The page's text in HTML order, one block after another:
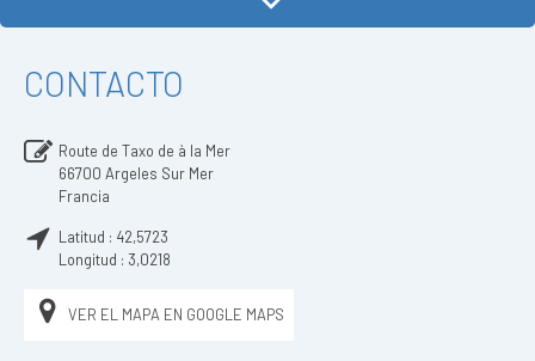
CONTACTO
Route de Taxo de à la Mer
66700 Argeles Sur Mer
Francia
Latitud : 42,5723
Longitud : 3,0218
VER EL MAPA EN GOOGLE MAPS